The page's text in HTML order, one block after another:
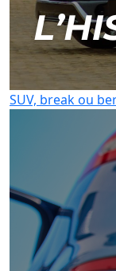
SUV, break ou